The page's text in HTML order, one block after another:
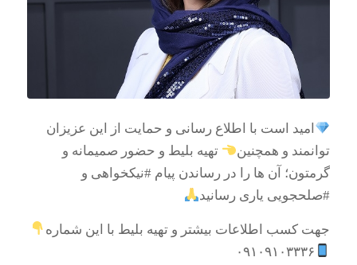
امید است با اطلاع رسانی و حمایت از این عزیزان
توانمند و همچنین
تهیه بلیط و حضور صمیمانه و
گرمتون؛ آن ها را در رساندن پیام #نیکخواهی و
#صلحجویی یاری رسانید
جهت کسب اطلاعات بیشتر و تهیه بلیط با این شماره
۰۹۱۰۹۱۰۳۳۳۶